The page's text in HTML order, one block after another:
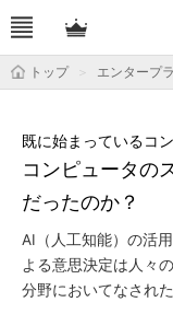
トップ エンタープ
コンピュータの
だったのか？
既に始まっているコ
AI（人工知能）の活
よる意思決定は人々
分野においてなされ